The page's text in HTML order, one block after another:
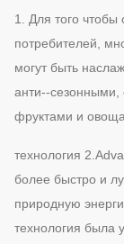
1. Для того чтобы
потребителей,
могут быть
анти--сезонными,
фруктами и
технология
более быстро и
природную
технология была